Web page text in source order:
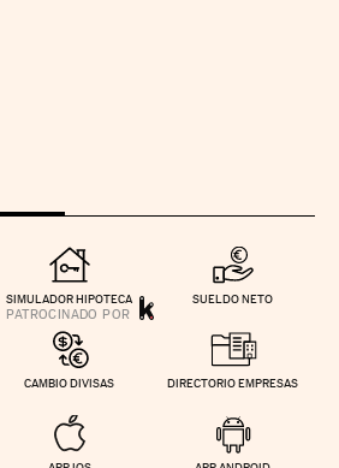
SIMULADOR HIPOTECA SUELDO NETO
CAMBIO DIVISAS DIRECTORIO EMPRESAS